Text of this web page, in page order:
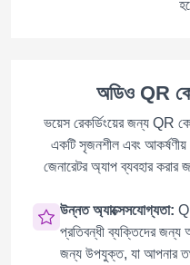
অডিও QR
ভয়েস রেকর্ডিংয়ের জন্য QR
একটি সৃজনশীল এবং
জেনারেটর অ্যাপ ব্যবহার করার
উন্নত অ্যাক্সেসযোগ্যতা:
প্রতিবন্ধী ব্যক্তিদের জন্য
জন্য উপযুক্ত, যা আপনার